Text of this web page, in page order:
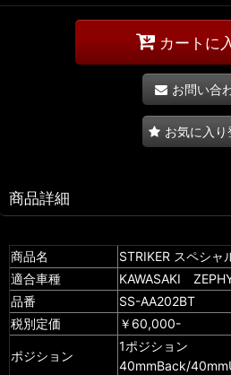
カートに
お問い合
お気に入り
商品詳細
商品名
STRIKER スペシ
適合車種
KAWASAKI
品番
SS-AA202BT
税別定価
￥60,000-
ポジション
1ポジション
40mmBack/